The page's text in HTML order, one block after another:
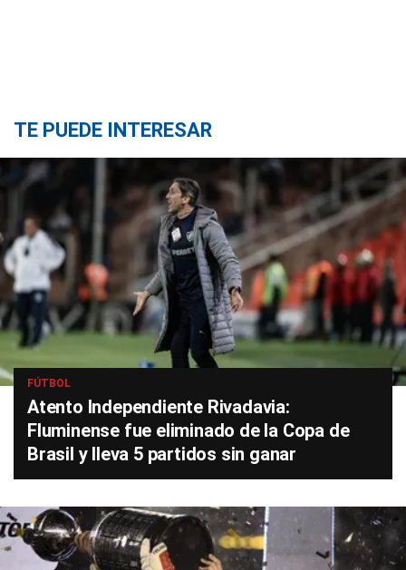
TE PUEDE INTERESAR
FÚTBOL
Atento Independiente Rivadavia:
Fluminense fue eliminado de la Copa de
Brasil y lleva 5 partidos sin ganar